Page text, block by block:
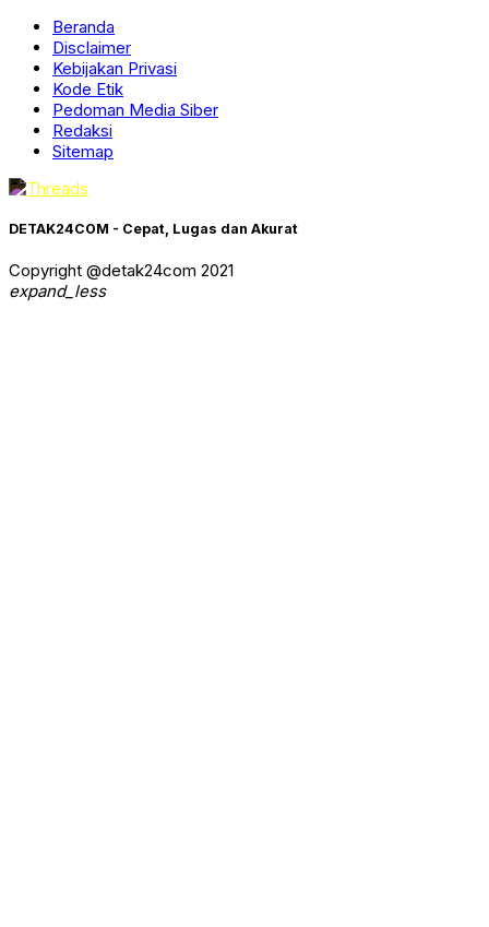
Beranda
Disclaimer
Kebijakan Privasi
Kode Etik
Pedoman Media Siber
Redaksi
Sitemap
DETAK24COM - Cepat, Lugas dan Akurat
Copyright @detak24com 2021
expand_less